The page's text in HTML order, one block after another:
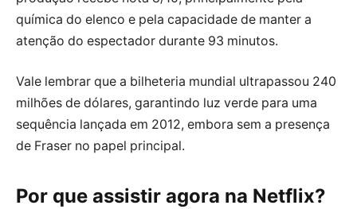
química do elenco e pela capacidade de manter a
atenção do espectador durante 93 minutos.
Vale lembrar que a bilheteria mundial ultrapassou 240
milhões de dólares, garantindo luz verde para uma
sequência lançada em 2012, embora sem a presença
de Fraser no papel principal.
Por que assistir agora na Netflix?